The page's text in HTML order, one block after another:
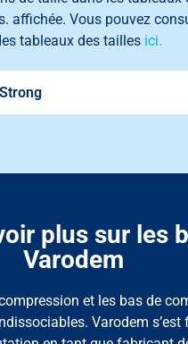
affichée. Vous pouvez
tableaux des tailles ici.
plus sur les
Varodem
et les bas de
Varodem s’est